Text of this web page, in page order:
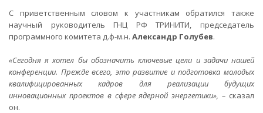
С приветственным словом к участникам обратился также
научный руководитель ГНЦ РФ ТРИНИТИ, председатель
программного комитета д.ф-м.н. Александр Голубев.
«Сегодня я хотел бы обозначить ключевые цели и задачи нашей
конференции. Прежде всего, это развитие и подготовка молодых
квалифицированных кадров для реализации будущих
инновационных проектов в сфере ядерной энергетики», – сказал
он.